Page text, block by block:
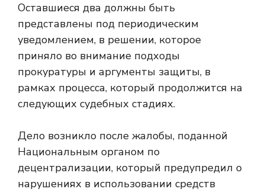
Оставшиеся два должны быть
представлены под периодическим
уведомлением, в решении, которое
приняло во внимание подходы
прокуратуры и аргументы защиты, в
рамках процесса, который продолжится на
следующих судебных стадиях.
Дело возникло после жалобы, поданной
Национальным органом по
децентрализации, который предупредил о
нарушениях в использовании средств